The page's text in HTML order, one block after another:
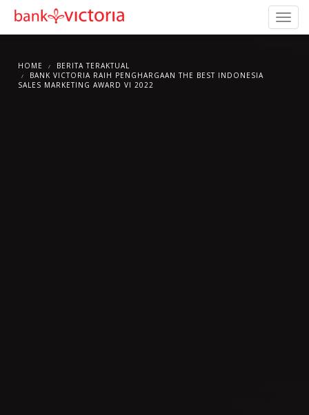
HOME
BERITA TERAKTUAL
BANK VICTORIA RAIH PENGHARGAAN THE BEST INDONESIA
SALES MARKETING AWARD VI 2022